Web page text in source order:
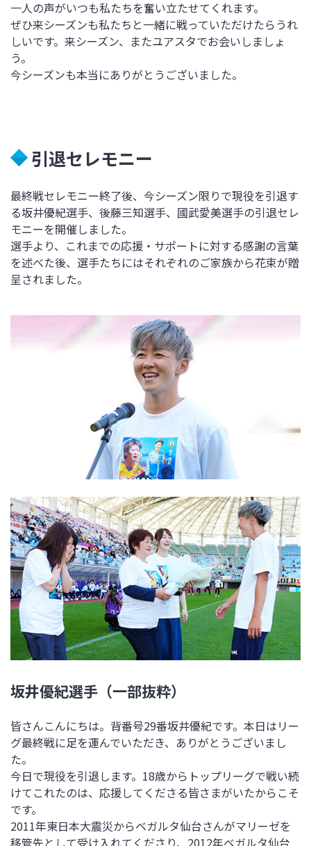
一人の声がいつも私たちを奮い立たせてくれます。
ぜひ来シーズンも私たちと一緒に戦っていただけたらうれ
しいです。来シーズン、またユアスタでお会いしましょ
う。
今シーズンも本当にありがとうございました。
引退セレモニー
最終戦セレモニー終了後、今シーズン限りで現役を引退す
る坂井優紀選手、後藤三知選手、國武愛美選手の引退セレ
モニーを開催しました。
選手より、これまでの応援・サポートに対する感謝の言葉
を述べた後、選手たちにはそれぞれのご家族から花束が贈
呈されました。
坂井優紀選手（一部抜粋）
皆さんこんにちは。背番号29番坂井優紀です。本日はリー
グ最終戦に足を運んでいただき、ありがとうございまし
た。
今日で現役を引退します。18歳からトップリーグで戦い続
けてこれたのは、応援してくださる皆さまがいたからこそ
です。
2011年東日本大震災からベガルタ仙台さんがマリーゼを
移管先として受け入れてくださり、2012年ベガルタ仙台